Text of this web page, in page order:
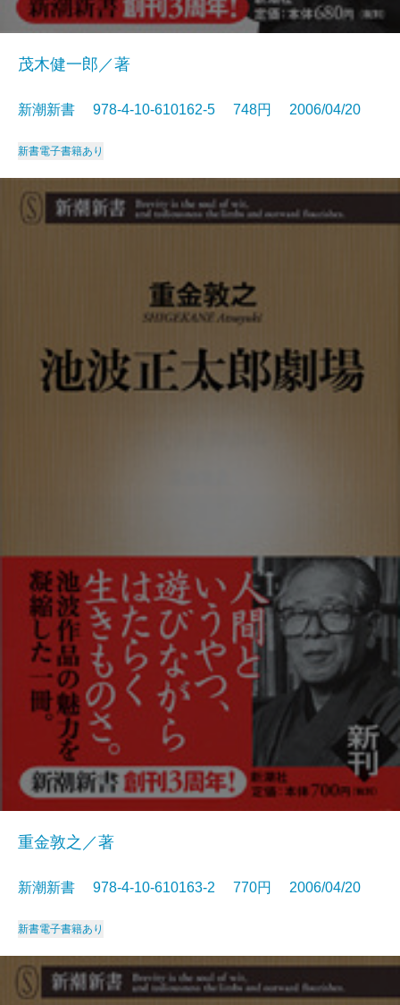
茂木健一郎／著
新潮新書 978-4-10-610162-5 748円 2006/04/20
新書電子書籍あり
重金敦之／著
新潮新書 978-4-10-610163-2 770円 2006/04/20
新書電子書籍あり